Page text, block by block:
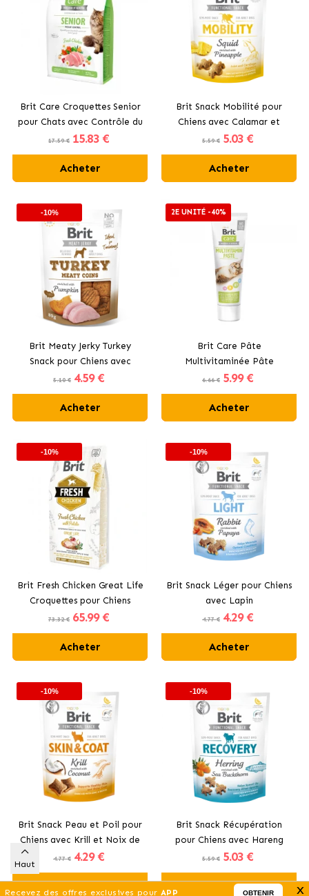
Brit Care Croquettes Senior
pour Chats avec Contrôle du
Poids
17.59 € 15.83 €
Acheter
Brit Snack Mobilité pour
Chiens avec Calamar et
Ananas
5.59 € 5.03 €
Acheter
-10%
Brit Meaty Jerky Turkey
Snack pour Chiens avec
Dinde
5.10 € 4.59 €
Acheter
2E UNITÉ -40%
Brit Care Pâte
Multivitaminée Pâte
Fonctionnelle pour Chats
6.66 € 5.99 €
Acheter
-10%
Brit Fresh Chicken Great Life
Croquettes pour Chiens
Adultes avec Poulet
73.32 € 65.99 €
Acheter
-10%
Brit Snack Léger pour Chiens
avec Lapin
4.77 € 4.29 €
Acheter
-10%
Brit Snack Peau et Poil pour
Chiens avec Krill et Noix de
Coco
4.77 € 4.29 €
-10%
Brit Snack Récupération
pour Chiens avec Hareng
5.59 € 5.03 €
Acheter
Recevez des offres exclusives pourAPP OBTENIR x
Haut